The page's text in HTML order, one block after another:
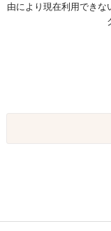
由により現在利用でき